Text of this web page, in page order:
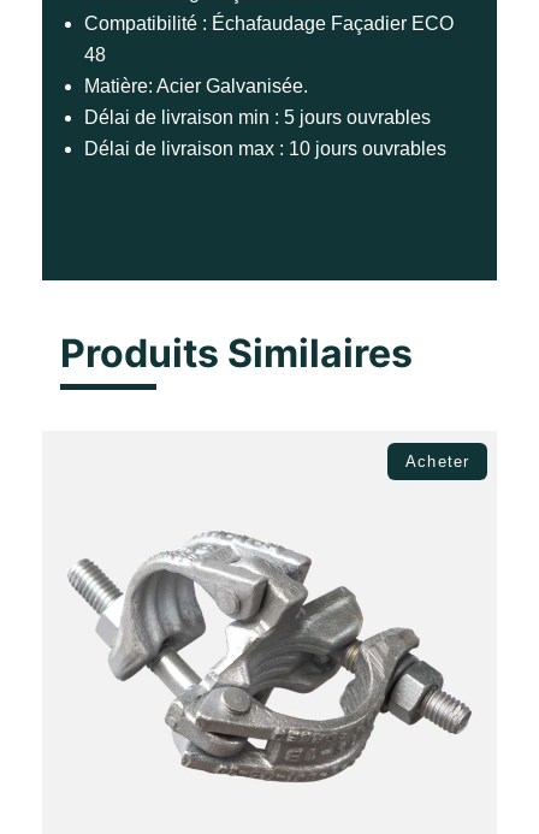
Compatibilité : Échafaudage Façadier ECO
48
Matière: Acier Galvanisée.
Délai de livraison min : 5 jours ouvrables
Délai de livraison max : 10 jours ouvrables
Produits Similaires
Acheter